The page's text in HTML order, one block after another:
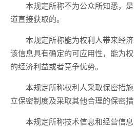
本规定所称不为公众所知悉，是
道直接获取的。
本规定所称能为权利人带来经济
该信息具有确定的可应用性，能为
的经济利益或者竞争优势。
本规定所称权利人采取保密措施
立保密制度及采取其他合理的保密措
本规定所称技术信息和经营信息